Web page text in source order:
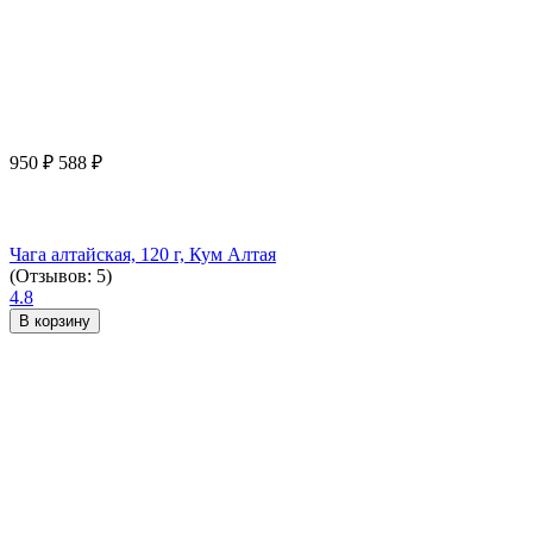
950 ₽ 588 ₽
Чага алтайская, 120 г, Кум Алтая
(Отзывов: 5)
4.8
В корзину